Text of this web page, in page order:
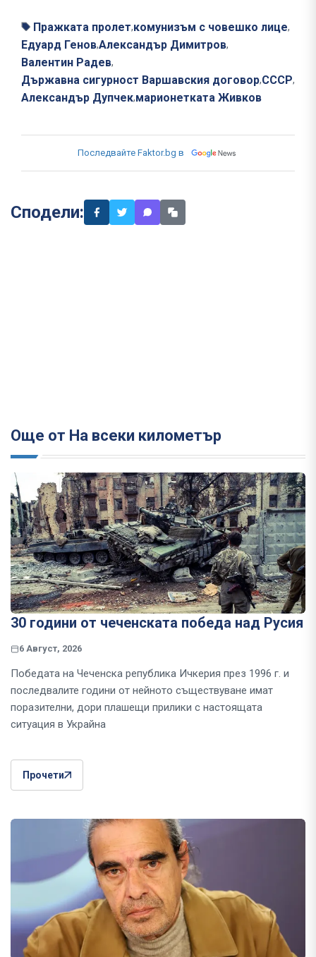
Пражката пролет,комунизъм с човешко лице,
Едуард Генов,Александър Димитров,
Валентин Радев,
Държавна сигурност Варшавския договор,СССР,
Александър Дупчек,марионетката Живков
Последвайте Faktor.bg в
Сподели:
Още от На всеки километър
30 години от чеченската победа над Русия
6 Август, 2026
Победата на Чеченска република Ичкерия през 1996 г. и
последвалите години от нейното съществуване имат
поразителни, дори плашещи прилики с настоящата
ситуация в Украйна
Прочети